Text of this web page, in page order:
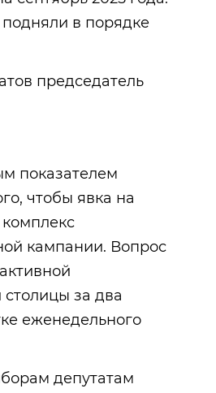
в порядке
председатель
показателем
чтобы явка на
кампании. Вопрос
за два
еженедельного
депутатам